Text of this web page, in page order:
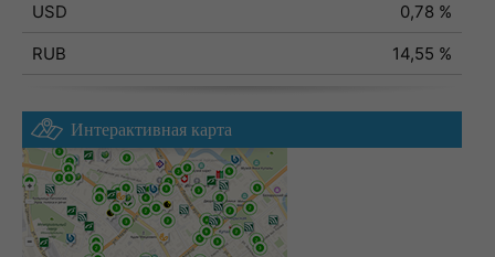
USD
0,78 %
RUB
14,55 %
Интерактивная карта